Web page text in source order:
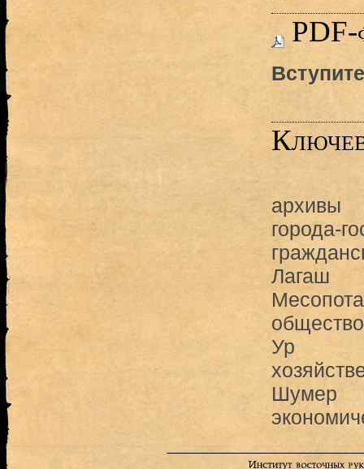
PDF-
архивы
города-
Лагаш
общество
Ур
Шумер